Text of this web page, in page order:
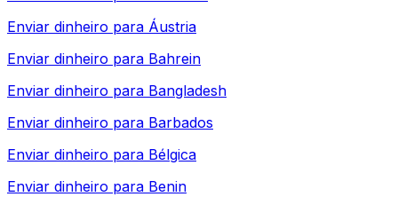
Enviar dinheiro para Áustria
Enviar dinheiro para Bahrein
Enviar dinheiro para Bangladesh
Enviar dinheiro para Barbados
Enviar dinheiro para Bélgica
Enviar dinheiro para Benin